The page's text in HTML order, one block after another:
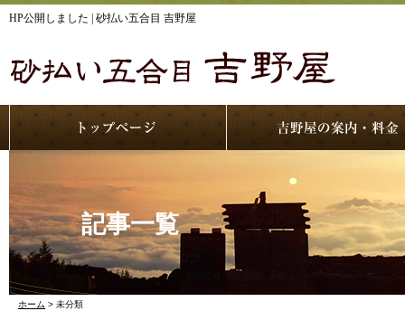
HP公開しました | 砂払い五合目 吉野屋
記事一覧
ホーム > 未分類